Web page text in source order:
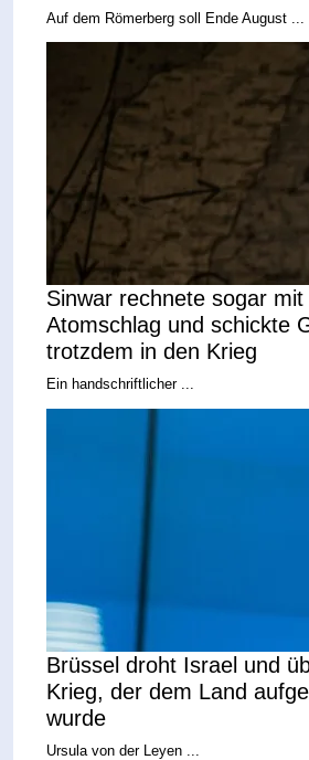
Auf dem Römerberg soll Ende August ...
Sinwar rechnete sogar mit
Atomschlag und schickte
trotzdem in den Krieg
Ein handschriftlicher ...
Brüssel droht Israel und
Krieg, der dem Land
wurde
Ursula von der Leyen ...